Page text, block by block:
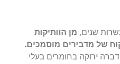
שנים, מן הוותיקות
של מדבירים מוסמכים.
ירוקה בחומרים בעלי